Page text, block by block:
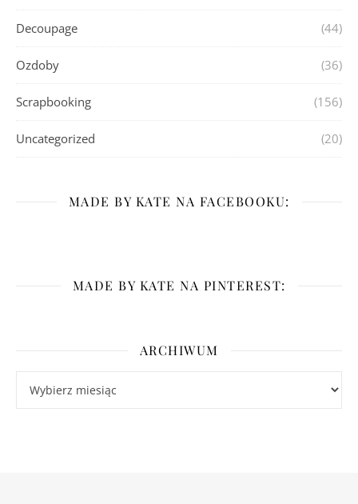
Decoupage (44)
Ozdoby (36)
Scrapbooking (156)
Uncategorized (20)
MADE BY KATE NA FACEBOOKU:
MADE BY KATE NA PINTEREST:
ARCHIWUM